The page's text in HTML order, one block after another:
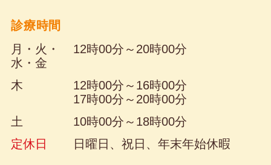
診療時間
月・火・
水・金
12時00分～20時00分
木
12時00分～16時00分
17時00分～20時00分
土
10時00分～18時00分
定休日
日曜日、祝日、年末年始休暇